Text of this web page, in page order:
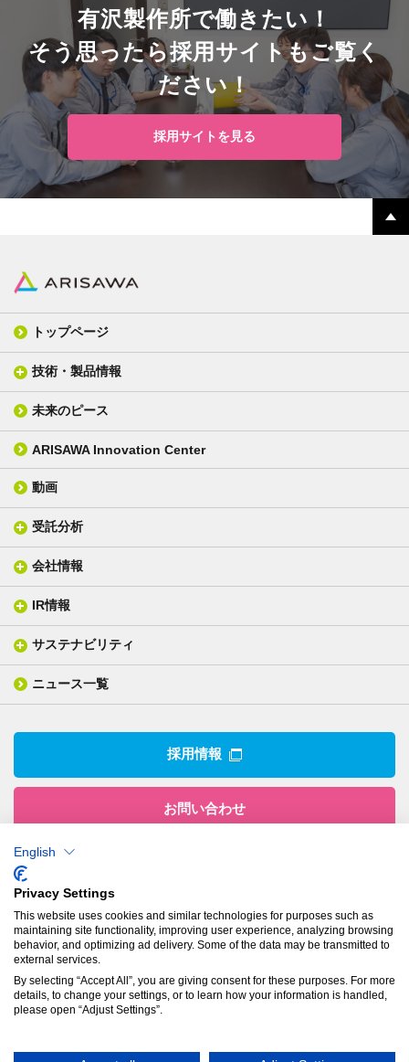
有沢製作所で働きたい！
そう思ったら採用サイトもご覧く
ださい！
採用サイトを見る
トップページ
技術・製品情報
FPC材料
カバーレイフィルム
銅張り積層板
層間接着シート
3D材料
電気絶縁・産業構造材料
織物製品
一般塗工製品
産業用構造材料
塗る
技術用語集
技術・製品情報トップ
未来のピース
ARISAWA Innovation Center
動画
受託分析
分析メニュー(事例)
分析装置
分析ニュース
会社情報
会社概要
組織図
事業所
関係企業
IR情報
IR情報トップ
IRライブラリー
IRニュース
サステナビリティ
サステナビリティ・マネジメント
社会との関わり
ニュース一覧
採用情報
お問い合わせ
株式会社有沢製作所
本社
〒943-8610
新潟県上越市南本町1丁目5番5号
TEL：025-524-5121／FAX：025-524-1117
プライバシーポリシー
© Arisawa Manufacturing Co., Ltd.
English
Privacy Settings
This website uses cookies and similar technologies for purposes such as
maintaining site functionality, improving user experience, analyzing browsing
behavior, and optimizing ad delivery. Some of the data may be transmitted to
external services.
By selecting “Accept All”, you are giving consent for these purposes. For more
details, to change your settings, or to learn how your information is handled,
please open “Adjust Settings”.